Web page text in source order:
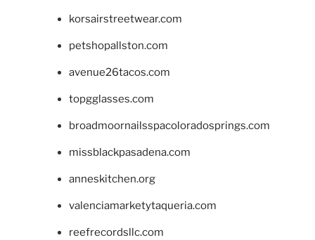
korsairstreetwear.com
petshopallston.com
avenue26tacos.com
topgglasses.com
broadmoornailsspacoloradosprings.com
missblackpasadena.com
anneskitchen.org
valenciamarketytaqueria.com
reefrecordsllc.com